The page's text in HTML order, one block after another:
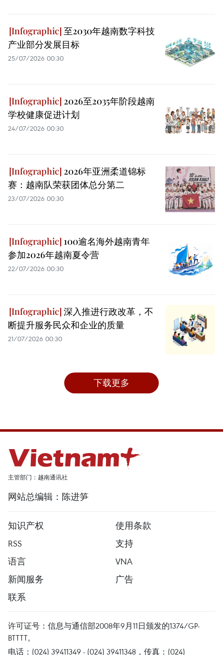
至2030年越南数字科技
产业部分发展目标
25/07/2026 00:30
2026至2035年阶段越南
学校健康促进计划
24/07/2026 00:30
2026年亚洲柔道锦标
赛：越南队荣获团体总分第二
23/07/2026 00:30
100逾名海外越南青年
参加2026年越南夏令营
22/07/2026 00:30
深入推进行政改革，不
断提升服务民众和企业的质量
21/07/2026 00:30
下载更多
主管部门：越南通讯社
网站总编辑：陈进笋
知识产权
使用条款
RSS
支持
语言
VNA
新闻服务
广告
联系
许可证号：信息与通信部2008年9月11日颁发的1374/GP-
BTTTT。
电话：(024) 39411349 - (024) 39411348，传真：(024)